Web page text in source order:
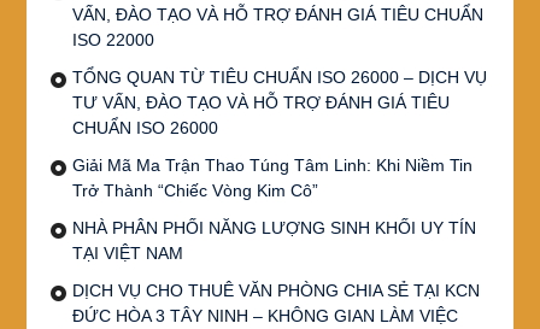
VẤN, ĐÀO TẠO VÀ HỖ TRỢ ĐÁNH GIÁ TIÊU CHUẨN
ISO 22000
TỔNG QUAN TỪ TIÊU CHUẨN ISO 26000 – DỊCH VỤ
TƯ VẤN, ĐÀO TẠO VÀ HỖ TRỢ ĐÁNH GIÁ TIÊU
CHUẨN ISO 26000
Giải Mã Ma Trận Thao Túng Tâm Linh: Khi Niềm Tin
Trở Thành “Chiếc Vòng Kim Cô”
NHÀ PHÂN PHỐI NĂNG LƯỢNG SINH KHỐI UY TÍN
TẠI VIỆT NAM
DỊCH VỤ CHO THUÊ VĂN PHÒNG CHIA SẺ TẠI KCN
ĐỨC HÒA 3 TÂY NINH – KHÔNG GIAN LÀM VIỆC